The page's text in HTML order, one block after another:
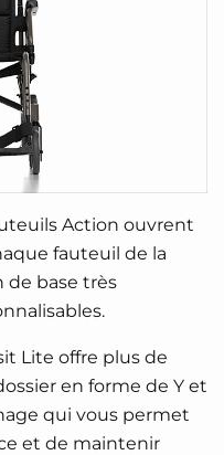
Action ouvrent
fauteuil de la
base très
Lite offre plus de
en forme de Y et
qui vous permet
et de maintenir